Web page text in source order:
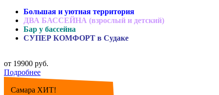
Большая и уютная территория
ДВА БАССЕЙНА (взрослый и детский)
Бар у бассейна
СУПЕР КОМФОРТ в Судаке
от 19900 руб.
Подробнее
Самара ХИТ!